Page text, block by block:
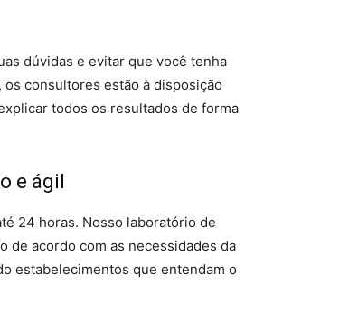
dúvidas e evitar que você tenha
consultores estão à disposição
todos os resultados de forma
e ágil
24 horas. Nosso laboratório de
de acordo com as necessidades da
estabelecimentos que entendam o